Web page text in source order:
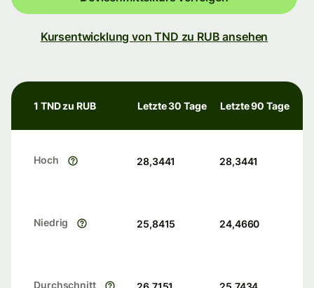
Kursentwicklung von TND zu RUB ansehen
1 TND zu RUB Letzte 30 Tage Letzte 90 Tage
Hoch 28,3441 28,3441
Niedrig 25,8415 24,4660
Durchschnitt